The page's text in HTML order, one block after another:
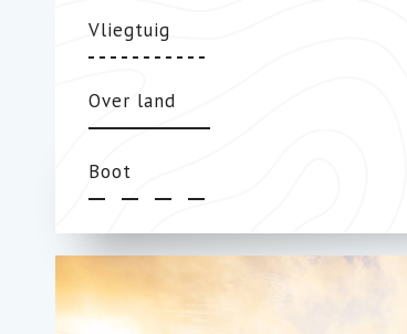
Vliegtuig
Over land
Boot